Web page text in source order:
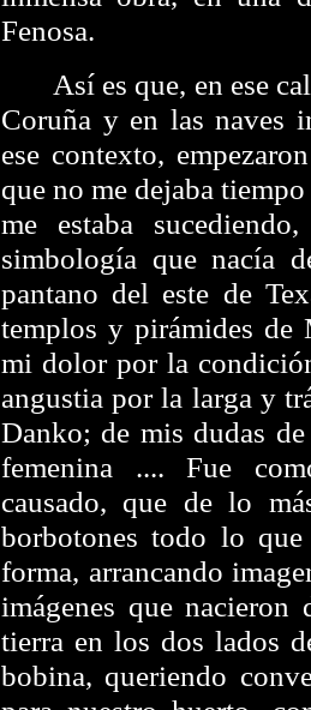
Fenosa.
Así es que, en ese
Coruña y en las naves
ese contexto,
que no me dejaba
me estaba
simbología que nacía
pantano del este de
templos y pirámides de
mi dolor por la
angustia por la larga y
Danko; de mis dudas
femenina .... Fue
causado, que de lo
borbotones todo lo
forma, arrancando
imágenes que
tierra en los dos lados
bobina, queriendo